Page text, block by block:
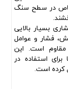
خاص در سطح سنگ
بسیار بالایی
فشار و عوامل
است. این
استفاده در
کرده است.